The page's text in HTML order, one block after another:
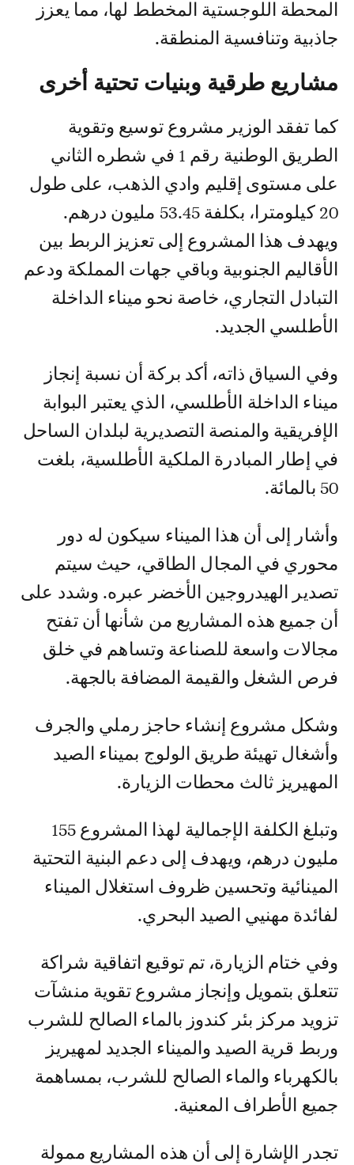
المحطة اللوجستية المخطط لها، مما يعزز
جاذبية وتنافسية المنطقة.
مشاريع طرقية وبنيات تحتية أخرى
كما تفقد الوزير مشروع توسيع وتقوية
الطريق الوطنية رقم 1 في شطره الثاني
على مستوى إقليم وادي الذهب، على طول
20 كيلومترا، بكلفة 53.45 مليون درهم.
ويهدف هذا المشروع إلى تعزيز الربط بين
الأقاليم الجنوبية وباقي جهات المملكة ودعم
التبادل التجاري، خاصة نحو ميناء الداخلة
الأطلسي الجديد.
وفي السياق ذاته، أكد بركة أن نسبة إنجاز
ميناء الداخلة الأطلسي، الذي يعتبر البوابة
الإفريقية والمنصة التصديرية لبلدان الساحل
في إطار المبادرة الملكية الأطلسية، بلغت
50 بالمائة.
وأشار إلى أن هذا الميناء سيكون له دور
محوري في المجال الطاقي، حيث سيتم
تصدير الهيدروجين الأخضر عبره. وشدد على
أن جميع هذه المشاريع من شأنها أن تفتح
مجالات واسعة للصناعة وتساهم في خلق
فرص الشغل والقيمة المضافة بالجهة.
وشكل مشروع إنشاء حاجز رملي والجرف
وأشغال تهيئة طريق الولوج بميناء الصيد
المهيريز ثالث محطات الزيارة.
وتبلغ الكلفة الإجمالية لهذا المشروع 155
مليون درهم، ويهدف إلى دعم البنية التحتية
المينائية وتحسين ظروف استغلال الميناء
لفائدة مهنيي الصيد البحري.
وفي ختام الزيارة، تم توقيع اتفاقية شراكة
تتعلق بتمويل وإنجاز مشروع تقوية منشآت
تزويد مركز بئر كندوز بالماء الصالح للشرب
وربط قرية الصيد والميناء الجديد لمهيريز
بالكهرباء والماء الصالح للشرب، بمساهمة
جميع الأطراف المعنية.
تجدر الإشارة إلى أن هذه المشاريع ممولة